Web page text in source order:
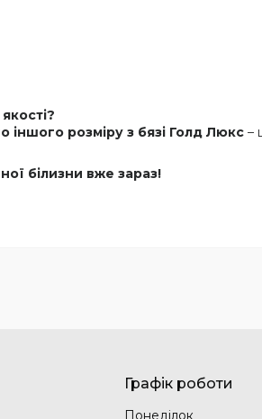
іншого розміру з бязі Голд Люкс –
білизни вже зараз!
Графік роботи
Понеділок